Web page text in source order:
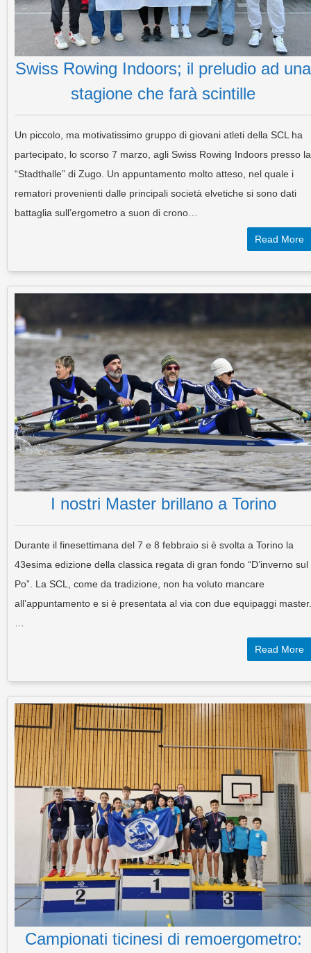
Swiss Rowing Indoors; il preludio ad una
stagione che farà scintille
Un piccolo, ma motivatissimo gruppo di giovani atleti della SCL ha
partecipato, lo scorso 7 marzo, agli Swiss Rowing Indoors presso la
“Stadthalle” di Zugo. Un appuntamento molto atteso, nel quale i
rematori provenienti dalle principali società elvetiche si sono dati
battaglia sull’ergometro a suon di crono…
Read More
I nostri Master brillano a Torino
Durante il finesettimana del 7 e 8 febbraio si è svolta a Torino la
43esima edizione della classica regata di gran fondo “D’inverno sul
Po”. La SCL, come da tradizione, non ha voluto mancare
all’appuntamento e si è presentata al via con due equipaggi master.
Read More
Campionati ticinesi di remoergometro: